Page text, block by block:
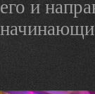
его и